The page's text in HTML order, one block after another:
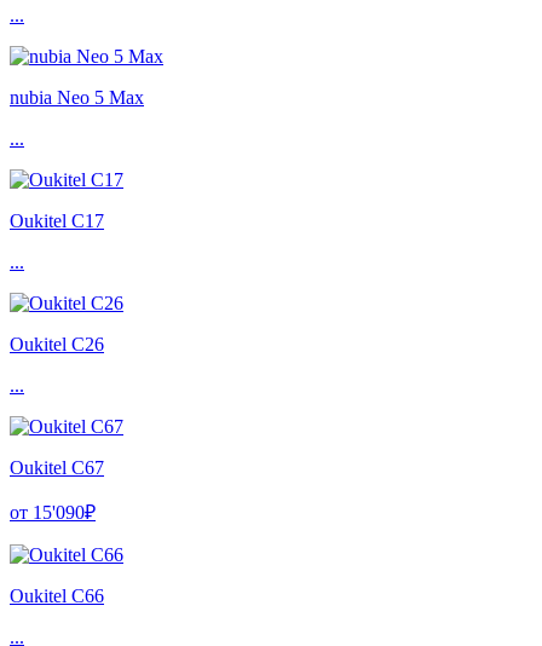
...
nubia Neo 5 Max
...
Oukitel C17
...
Oukitel C26
...
Oukitel C67
от 15'090₽
Oukitel C66
...